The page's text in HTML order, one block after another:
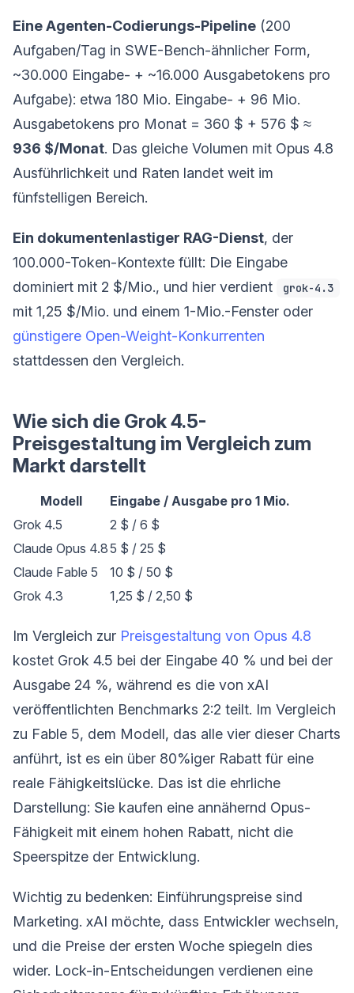
Eine Agenten-Codierungs-Pipeline (200
Aufgaben/Tag in SWE-Bench-ähnlicher Form,
~30.000 Eingabe- + ~16.000 Ausgabetokens pro
Aufgabe): etwa 180 Mio. Eingabe- + 96 Mio.
Ausgabetokens pro Monat = 360 $ + 576 $ ≈
936 $/Monat. Das gleiche Volumen mit Opus 4.8
Ausführlichkeit und Raten landet weit im
fünfstelligen Bereich.
Ein dokumentenlastiger RAG-Dienst, der
100.000-Token-Kontexte füllt: Die Eingabe
dominiert mit 2 $/Mio., und hier verdient
grok-4.3
mit 1,25 $/Mio. und einem 1-Mio.-Fenster oder
günstigere Open-Weight-Konkurrenten
stattdessen den Vergleich.
Wie sich die Grok 4.5-
Preisgestaltung im Vergleich zum
Markt darstellt
Modell
Eingabe / Ausgabe pro 1 Mio.
Grok 4.5
2 $ / 6 $
Claude Opus 4.85 $ / 25 $
Claude Fable 5
10 $ / 50 $
Grok 4.3
1,25 $ / 2,50 $
Im Vergleich zur Preisgestaltung von Opus 4.8
kostet Grok 4.5 bei der Eingabe 40 % und bei der
Ausgabe 24 %, während es die von xAI
veröffentlichten Benchmarks 2:2 teilt. Im Vergleich
zu Fable 5, dem Modell, das alle vier dieser Charts
anführt, ist es ein über 80%iger Rabatt für eine
reale Fähigkeitslücke. Das ist die ehrliche
Darstellung: Sie kaufen eine annähernd Opus-
Fähigkeit mit einem hohen Rabatt, nicht die
Speerspitze der Entwicklung.
Wichtig zu bedenken: Einführungspreise sind
Marketing. xAI möchte, dass Entwickler wechseln,
und die Preise der ersten Woche spiegeln dies
wider. Lock-in-Entscheidungen verdienen eine